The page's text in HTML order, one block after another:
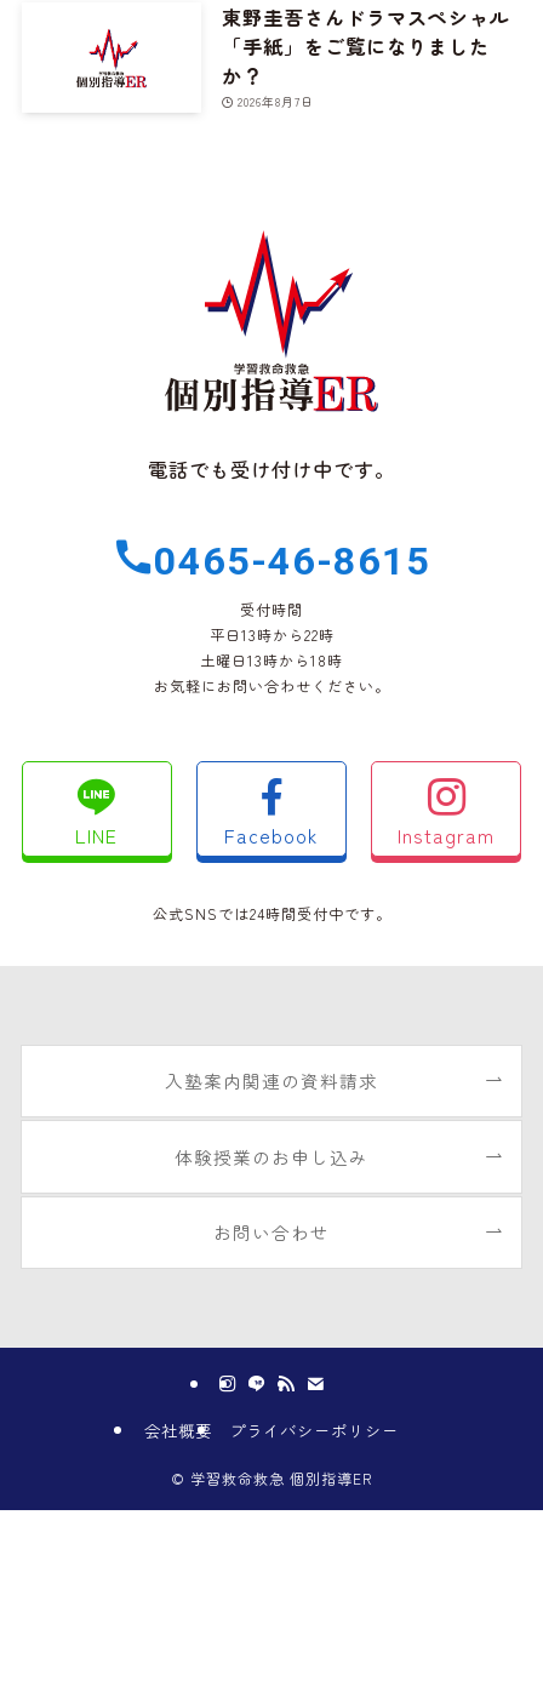
東野圭吾さんドラマスペシャル
「手紙」をご覧になりました
か？
2026年8月7日
電話でも受け付け中です。
0465-46-8615
受付時間
平日13時から22時
土曜日13時から18時
お気軽にお問い合わせください。
LINE Facebook Instagram
公式SNSでは24時間受付中です。
入塾案内関連の資料請求
体験授業のお申し込み
お問い合わせ
会社概要 プライバシーポリシー
© 学習救命救急 個別指導ER